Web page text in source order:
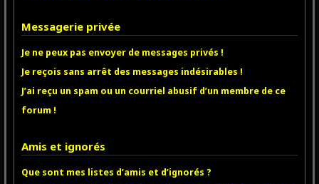
Messagerie privée
Je ne peux pas envoyer de messages privés !
Je reçois sans arrêt des messages indésirables !
J’ai reçu un spam ou un courriel abusif d’un membre de ce
forum !
Amis et ignorés
Que sont mes listes d’amis et d’ignorés ?